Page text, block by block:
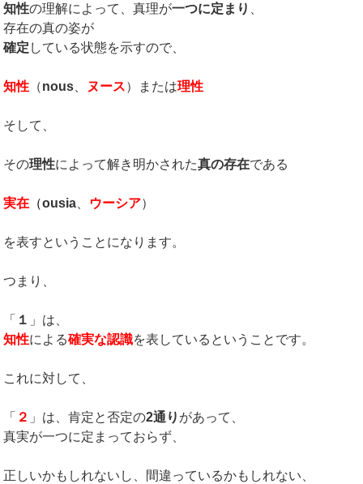
知性の理解によって、真理が一つに定まり
存在の真の姿が
確定 している状態を示すので、
知性 （nous ヌース）または理性
そして、
その理性によって解き明かされた真の存在である
実在 （ousia ウーシア）
を表すということになります。
つまり、
「 １ 」は、
知性による確実な認識を表しているということです。
これに対して、
「 ２ 」は、肯定と否定の2通り があって、
真実が一つに定まっておらず、
正しいかもしれないし、間違っているかもしれない、